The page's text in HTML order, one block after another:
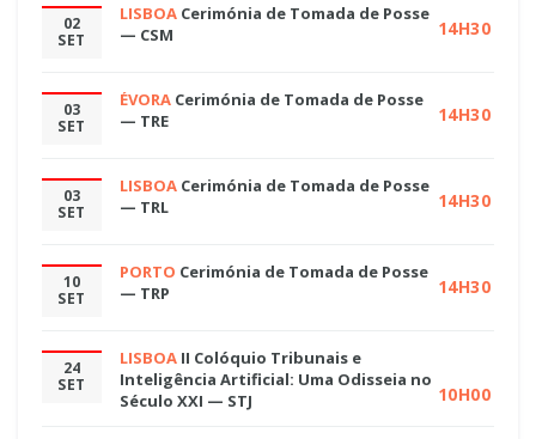
02
SET
LISBOA Cerimónia de Tomada de Posse
— CSM
14H30
03
SET
ÉVORA Cerimónia de Tomada de Posse
— TRE
14H30
03
SET
LISBOA Cerimónia de Tomada de Posse
— TRL
14H30
10
SET
PORTO Cerimónia de Tomada de Posse
— TRP
14H30
24
SET
LISBOA II Colóquio Tribunais e
Inteligência Artificial: Uma Odisseia no
Século XXI — STJ
10H00